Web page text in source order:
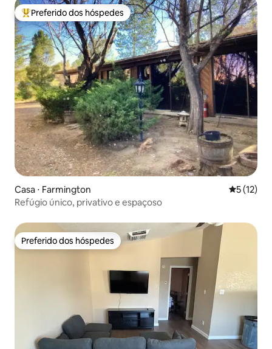
Entre os melhores preferidos dos hóspedes
Preferido dos hóspedes
Casa ⋅ Farmington 5 de uma
5 (12)
Refúgio único, privativo e espaçoso
Preferido dos hóspedes
Preferido dos hóspedes